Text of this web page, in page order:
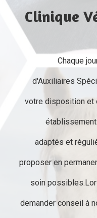
Clinique
Chaque
d'Auxiliaires
votre disposition et
adaptés et
proposer en
soin
demander conseil à